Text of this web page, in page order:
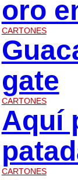
oro
CARTONES
gate
CARTONES
Aquí
CARTONES